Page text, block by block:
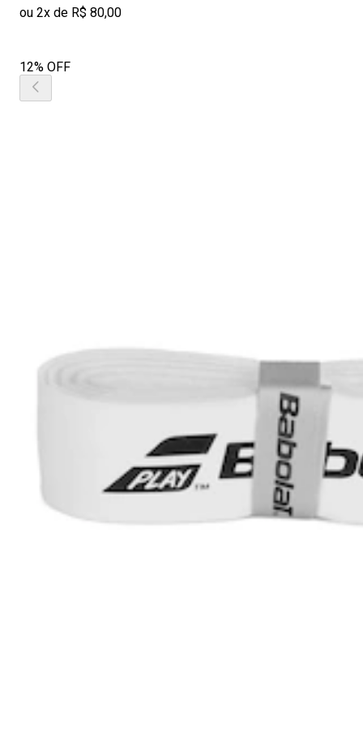
ou 2x de R$ 80,00
12% OFF